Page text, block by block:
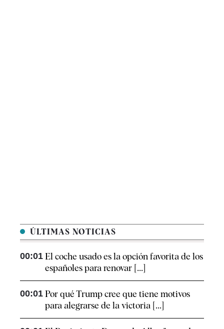
ÚLTIMAS NOTICIAS
00:01 El coche usado es la opción favorita de los
españoles para renovar [...]
00:01 Por qué Trump cree que tiene motivos
para alegrarse de la victoria [...]